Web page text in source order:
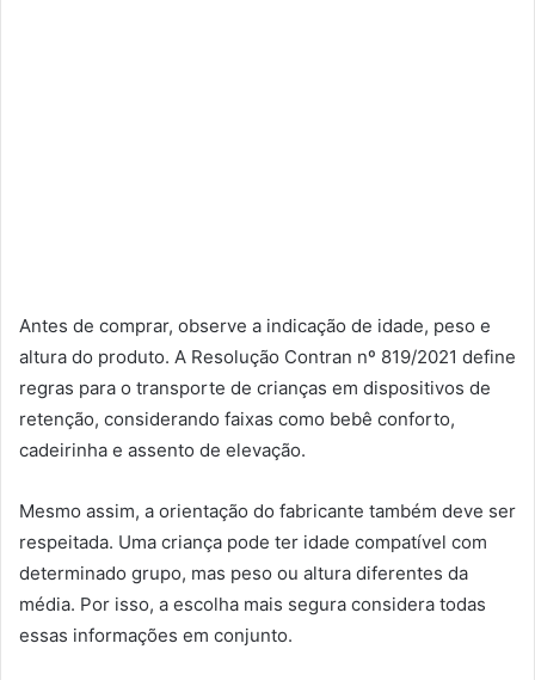
Antes de comprar, observe a indicação de idade, peso e
altura do produto. A Resolução Contran nº 819/2021 define
regras para o transporte de crianças em dispositivos de
retenção, considerando faixas como bebê conforto,
cadeirinha e assento de elevação.
Mesmo assim, a orientação do fabricante também deve ser
respeitada. Uma criança pode ter idade compatível com
determinado grupo, mas peso ou altura diferentes da
média. Por isso, a escolha mais segura considera todas
essas informações em conjunto.